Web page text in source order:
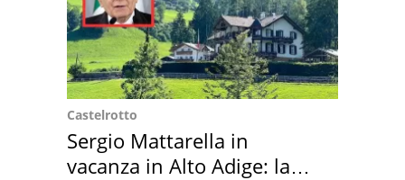
Castelrotto
Sergio Mattarella in
vacanza in Alto Adige: la